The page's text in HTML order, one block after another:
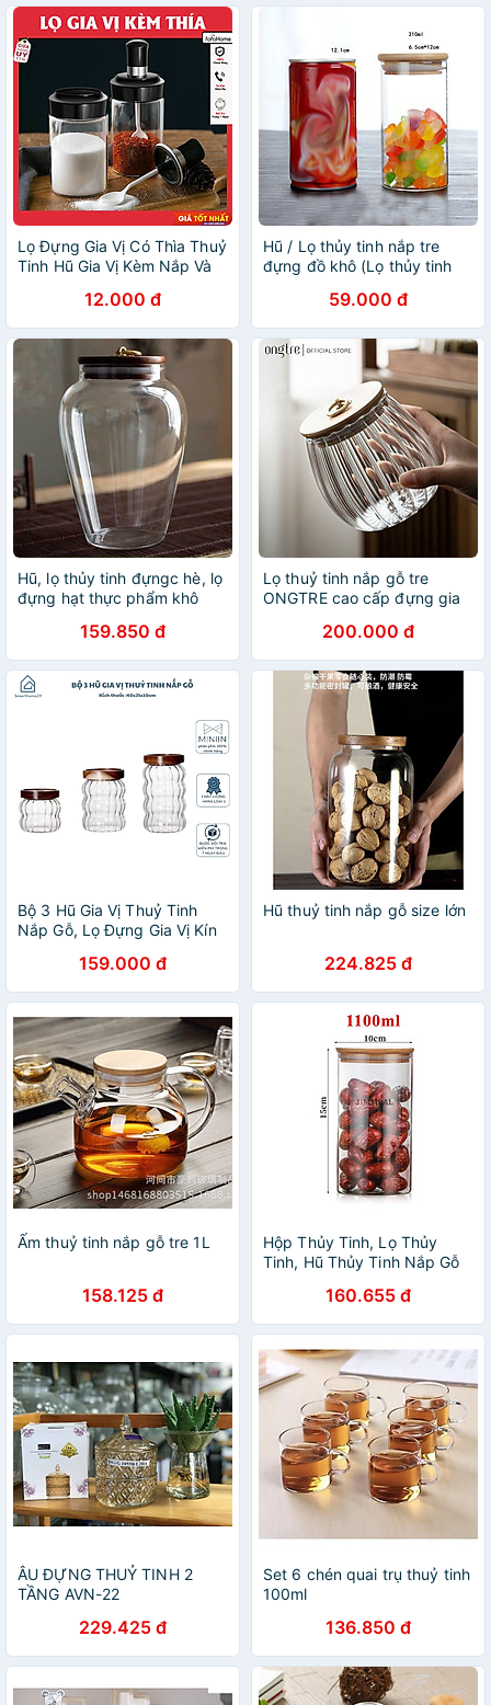
Lọ Đựng Gia Vị Có Thìa Thuỷ
Tinh Hũ Gia Vị Kèm Nắp Và
12.000 đ
Hũ / Lọ thủy tinh nắp tre
đựng đồ khô (Lọ thủy tinh
59.000 đ
Hũ, lọ thủy tinh đựngc hè, lọ
đựng hạt thực phẩm khô
159.850 đ
Lọ thuỷ tinh nắp gỗ tre
ONGTRE cao cấp đựng gia
phẩm dung tích 300ml,
400ml
200.000 đ
Bộ 3 Hũ Gia Vị Thuỷ Tinh
Nắp Gỗ, Lọ Đựng Gia Vị Kín
HÀNG CHÍNH HÃNG MINIIN
159.000 đ
Hũ thuỷ tinh nắp gỗ size lớn
224.825 đ
Ấm thuỷ tinh nắp gỗ tre 1L
158.125 đ
Hộp Thủy Tinh, Lọ Thủy
Tinh, Hũ Thủy Tinh Nắp Gỗ
1200ml 1600ml
160.655 đ
ÂU ĐỰNG THUỶ TINH 2
TẦNG AVN-22
229.425 đ
Set 6 chén quai trụ thuỷ tinh
100ml
136.850 đ